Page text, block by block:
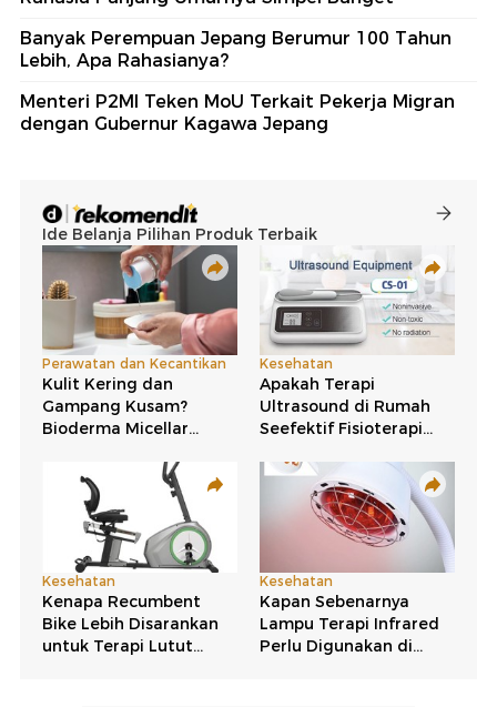
Banyak Perempuan Jepang Berumur 100 Tahun
Lebih, Apa Rahasianya?
Menteri P2MI Teken MoU Terkait Pekerja Migran
dengan Gubernur Kagawa Jepang